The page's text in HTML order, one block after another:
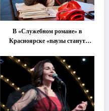
В «Служебном романе» в
Красноярске «паузы станут